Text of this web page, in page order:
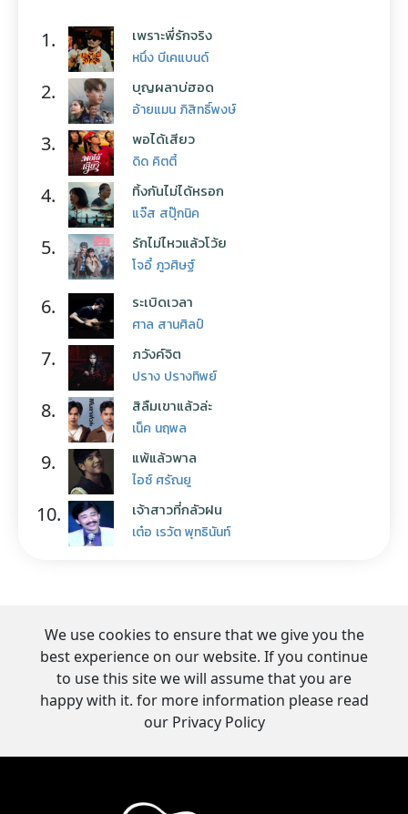
1. เพราะพี่รักจริง
หนึ่ง บีเคแบนด์
2. บุญผลาบ่ฮอด
อ้ายแมน ภิสิทธิ์พงษ์
3. พอได้เสียว
ดิด คิตตี้
4. ทิ้งกันไม่ได้หรอก
แจ๊ส สปุ๊กนิค
5. รักไม่ไหวแล้วโว้ย
โจอี้ ภูวศิษฐ์
6. ระเบิดเวลา
ศาล สานศิลป์
7. ภวังค์จิต
ปราง ปรางทิพย์
8. สิลืมเขาแล้วล่ะ
เน็ค นฤพล
9. แพ้แล้วพาล
ไอซ์ ศรัณยู
10. เจ้าสาวที่กลัวฝน
เต๋อ เรวัต พุทธินันท์
We use cookies to ensure that we give you the
best experience on our website. If you continue
to use this site we will assume that you are
happy with it. for more information please read
our Privacy Policy